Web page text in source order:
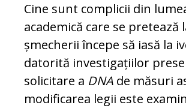
Cine sunt complicii din
academică care se pretează
șmecherii începe să iasă la
datorită investigațiilor
solicitare a DNA de măsuri
mo­dificarea legii este